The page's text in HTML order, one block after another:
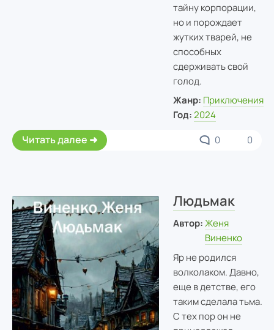
тайну корпорации,
но и порождает
жутких тварей, не
способных
сдерживать свой
голод.
Жанр: Приключения
Год: 2024
Читать далее 0 0
Людьмак
Автор: Женя
Виненко
Яр не родился
волколаком. Давно,
еще в детстве, его
таким сделала тьма.
С тех пор он не